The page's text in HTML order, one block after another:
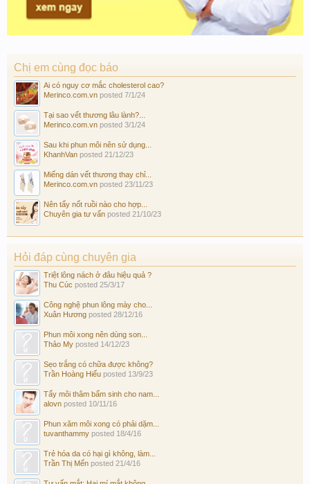
Chị em cùng đọc báo
Ai có nguy cơ mắc cholesterol cao?
Merinco.com.vn posted 7/1/24
Tại sao vết thương lâu lành?...
Merinco.com.vn posted 3/1/24
Sau khi phun môi nên sử dụng...
KhanhVan posted 21/12/23
Miếng dán vết thương thay chỉ...
Merinco.com.vn posted 23/11/23
Nên tẩy nốt ruồi nào cho hợp...
Chuyên gia tư vấn posted 21/10/23
Hỏi đáp cùng chuyên gia
Triệt lông nách ở đâu hiệu quả ?
Thu Cúc posted 25/3/17
Công nghệ phun lông mày cho...
Xuân Hương posted 28/12/16
Phun môi xong nên dùng son...
Thảo My posted 14/12/23
Sẹo trắng có chữa được không?
Trần Hoàng Hiếu posted 13/9/23
Tẩy môi thâm bẩm sinh cho nam...
alovn posted 10/11/16
Phun xăm môi xong có phải dặm...
tuvanthammy posted 18/4/16
Trẻ hóa da có hại gì không, làm...
Trần Thị Mến posted 21/4/16